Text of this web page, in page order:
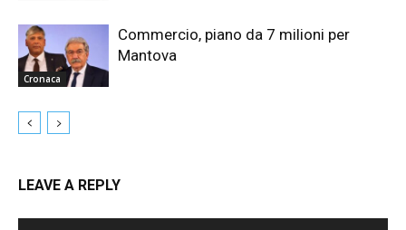
Cronaca
Commercio, piano da 7 milioni per
Mantova
LEAVE A REPLY